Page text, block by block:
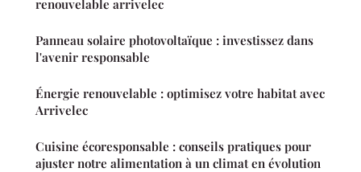
renouvelable arrivelec
Panneau solaire photovoltaïque : investissez dans
l'avenir responsable
Énergie renouvelable : optimisez votre habitat avec
Arrivelec
Cuisine écoresponsable : conseils pratiques pour
ajuster notre alimentation à un climat en évolution